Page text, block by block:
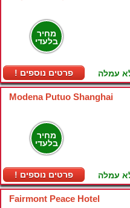
מחיר
בלעדי
! פרטים נוספים עמלה
Modena Putuo Shanghai
מחיר
בלעדי
! פרטים נוספים עמלה
Fairmont Peace Hotel